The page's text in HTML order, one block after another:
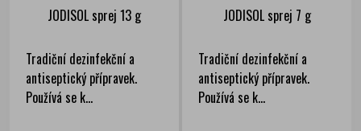
JODISOL sprej 13 g
Tradiční dezinfekční a
antiseptický přípravek.
Používá se k...
JODISOL sprej 7 g
Tradiční dezinfekční a
antiseptický přípravek.
Používá se k...